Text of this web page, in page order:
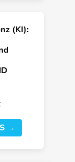
(KI):
→